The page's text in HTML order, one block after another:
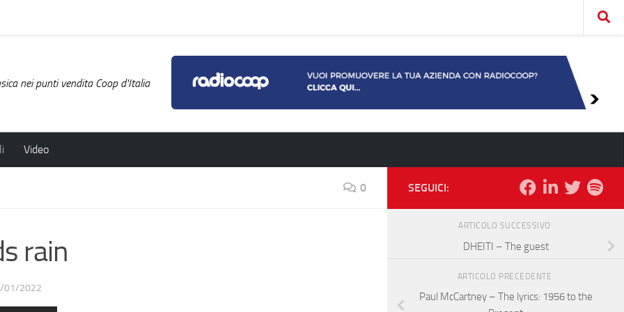
nei punti vendita Coop d'Italia
Video
0
rain
01/2022
SEGUICI:
ARTICOLO SUCCESSIVO
DHEITI – The guest
ARTICOLO PRECEDENTE
Paul McCartney – The lyrics: 1956 to the